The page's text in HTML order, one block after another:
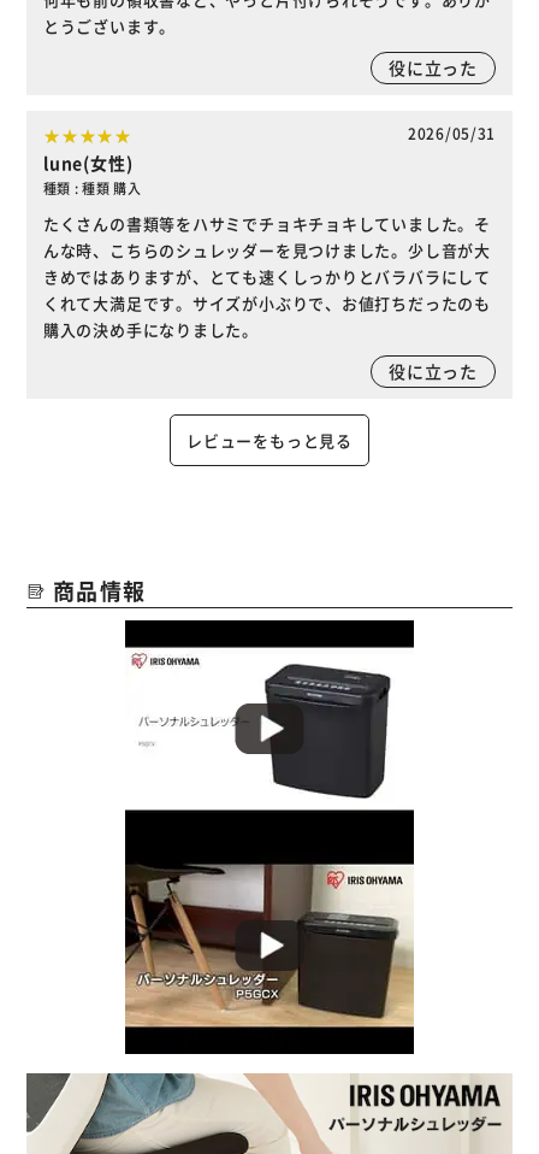
とうございます。
役に立った
2026/05/31
lune(女性)
種類 : 種類 購入
たくさんの書類等をハサミでチョキチョキしていました。そ
んな時、こちらのシュレッダーを見つけました。少し音が大
きめではありますが、とても速くしっかりとバラバラにして
くれて大満足です。サイズが小ぶりで、お値打ちだったのも
購入の決め手になりました。
役に立った
レビューをもっと見る
商品情報